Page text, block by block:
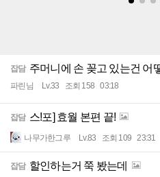
잡담 주머니에 손 꽂고 있는건 어
파린님 Lv.33 조회 158 03:18
잡담 스!포] 효월 본편 끝!
나무가한그루 Lv.83 조회 109 23:31
잡담 할인하는거 쭉 봤는데